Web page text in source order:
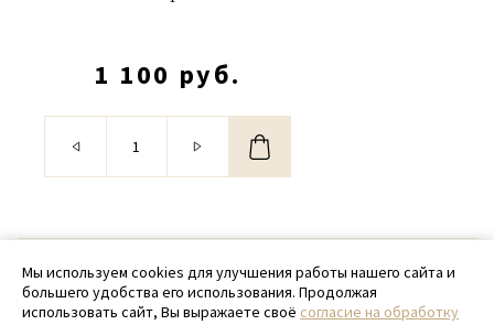
1 100 руб.
© 2020 - 2026 SamPack
+ 7 (918) 699-97-87
Мы используем cookies для улучшения работы нашего сайта и
большего удобства его использования. Продолжая
использовать сайт, Вы выражаете своё согласие на обработку